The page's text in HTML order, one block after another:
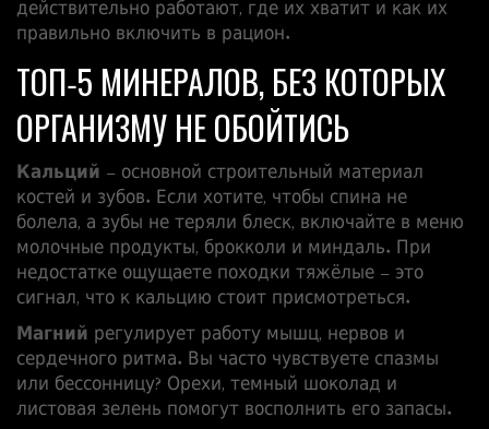
действительно работают, где их хватит и как их
правильно включить в рацион.
ТОП‑5 МИНЕРАЛОВ, БЕЗ КОТОРЫХ
ОРГАНИЗМУ НЕ ОБОЙТИСЬ
Кальций – основной строительный материал
костей и зубов. Если хотите, чтобы спина не
болела, а зубы не теряли блеск, включайте в меню
молочные продукты, брокколи и миндаль. При
недостатке ощущаете походки тяжёлые – это
сигнал, что к кальцию стоит присмотреться.
Магний регулирует работу мышц, нервов и
сердечного ритма. Вы часто чувствуете спазмы
или бессонницу? Орехи, темный шоколад и
листовая зелень помогут восполнить его запасы.